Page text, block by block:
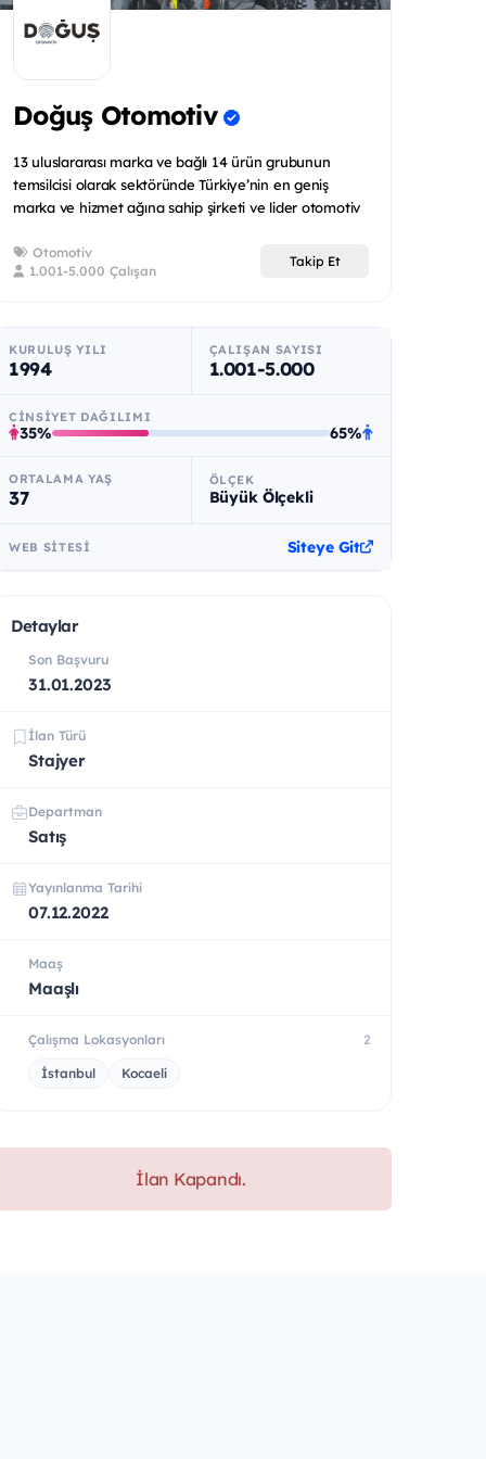
Doğuş Otomotiv
13 uluslararası marka ve bağlı 14 ürün grubunun
temsilcisi olarak sektöründe Türkiye’nin en geniş
marka ve hizmet ağına sahip şirketi ve lider otomotiv
Otomotiv
1.001-5.000 Çalışan
Takip Et
KURULUŞ YILI
1994
ÇALIŞAN SAYISI
1.001-5.000
CINSIYET DAĞILIMI
35% 65%
ORTALAMA YAŞ
37
ÖLÇEK
Büyük Ölçekli
WEB SITESI Siteye Git
Detaylar
Son Başvuru
31.01.2023
İlan Türü
Stajyer
Departman
Satış
Yayınlanma Tarihi
07.12.2022
Maaş
Maaşlı
Çalışma Lokasyonları 2
İstanbul Kocaeli
İlan Kapandı.